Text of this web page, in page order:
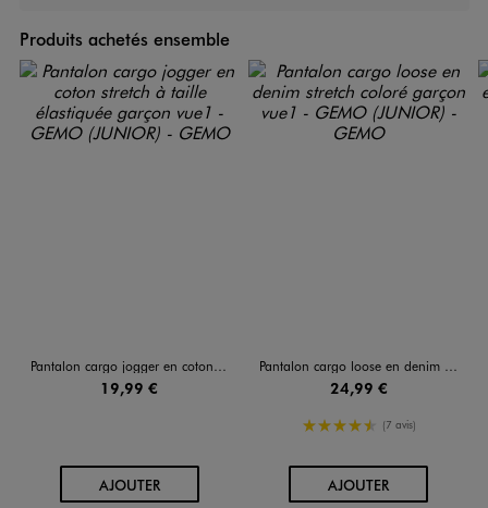
Produits achetés ensemble
Pantalon cargo jogger en coton stretch à taille élastiquée garçon
19,99 €
AJOUTERAU PANIER
Pantalon cargo loose en denim stretch coloré garçon
24,99 €
4.5/5 de moyenne
(7 avis)
AJOUTERAU PANIER